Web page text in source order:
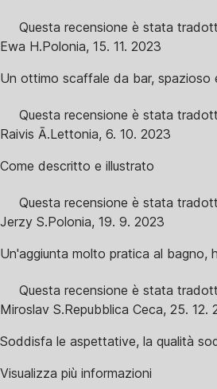
Questa recensione è stata
Ewa H.Polonia, 15. 11. 2023
Un ottimo scaffale da bar, spazioso
Questa recensione è stata
Raivis Ā.Lettonia, 6. 10. 2023
Come descritto e illustrato
Questa recensione è stata
Jerzy S.Polonia, 19. 9. 2023
Un'aggiunta molto pratica al bagno,
Questa recensione è stata
Miroslav S.Repubblica Ceca, 25. 12.
Soddisfa le aspettative, la qualità
Visualizza più informazioni